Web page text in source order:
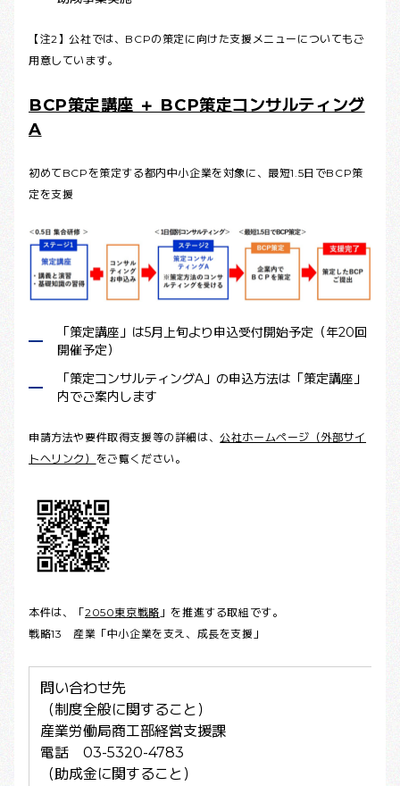
【注2】公社では、BCPの策定に向けた支援メニューについてもご
用意しています。
BCP策定講座 ＋ BCP策定コンサルティング
A
初めてBCPを策定する都内中小企業を対象に、最短1.5日でBCP策
定を支援
「策定講座」は5月上旬より申込受付開始予定（年20回
開催予定）
「策定コンサルティングA」の申込方法は「策定講座」
内でご案内します
申請方法や要件取得支援等の詳細は、公社ホームページ（外部サイ
トへリンク） をご覧ください。
本件は、「2050東京戦略 」を推進する取組です。
戦略13 産業「中小企業を支え、成長を支援」
問い合わせ先
（制度全般に関すること）
産業労働局商工部経営支援課
電話 03-5320-4783
（助成金に関すること）